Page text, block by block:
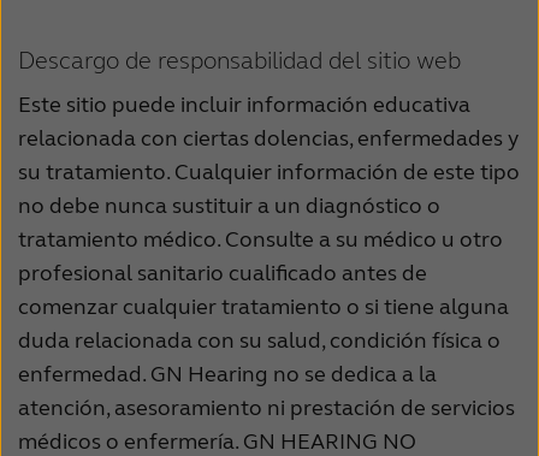
Descargo de responsabilidad del sitio web
Este sitio puede incluir información educativa
relacionada con ciertas dolencias, enfermedades y
su tratamiento. Cualquier información de este tipo
no debe nunca sustituir a un diagnóstico o
tratamiento médico. Consulte a su médico u otro
profesional sanitario cualificado antes de
comenzar cualquier tratamiento o si tiene alguna
duda relacionada con su salud, condición física o
enfermedad. GN Hearing no se dedica a la
atención, asesoramiento ni prestación de servicios
médicos o enfermería. GN HEARING NO